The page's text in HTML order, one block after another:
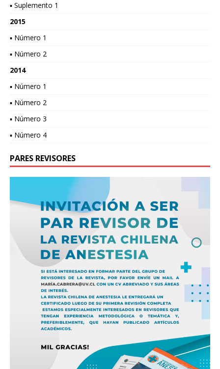
▪ Suplemento 1
2015
▪ Número 1
▪ Número 2
2014
▪ Número 1
▪ Número 2
▪ Número 3
▪ Número 4
PARES REVISORES